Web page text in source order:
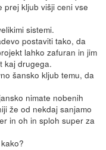
prej kljub višji ceni vse
sistemi.
postaviti tako, da
lahko zafuran in jim
kaj drugega.
šansko kljub temu, da
nimate nobenih
že od nekdaj sanjamo
in oh in sploh super za